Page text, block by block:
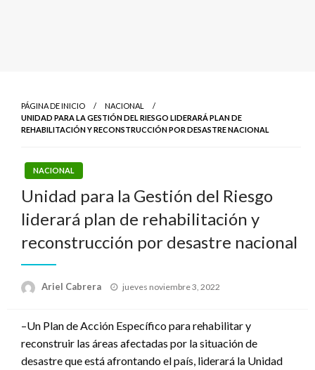
PÁGINA DE INICIO
NACIONAL
UNIDAD PARA LA GESTIÓN DEL RIESGO LIDERARÁ PLAN DE
REHABILITACIÓN Y RECONSTRUCCIÓN POR DESASTRE NACIONAL
NACIONAL
Unidad para la Gestión del Riesgo
liderará plan de rehabilitación y
reconstrucción por desastre nacional
Ariel Cabrera
Publicado
jueves noviembre 3, 2022
–Un Plan de Acción Específico para rehabilitar y
reconstruir las áreas afectadas por la situación de
desastre que está afrontando el país, liderará la Unidad